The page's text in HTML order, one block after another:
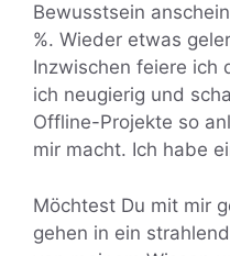
Bewusstsein
%. Wieder etwas
Inzwischen feiere ich
ich neugierig und
Offline-Projekte so
mir macht. Ich habe
Möchtest Du mit mir
gehen in ein